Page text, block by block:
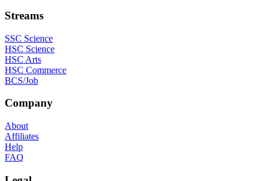
Streams
SSC Science
HSC Science
HSC Arts
HSC Commerce
BCS/Job
Company
About
Affiliates
Help
FAQ